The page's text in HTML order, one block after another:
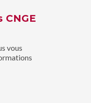
CNGE
vous